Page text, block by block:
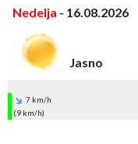
Nedelja - 16.08.2026
Jasno
7 km/h
(9 km/h)